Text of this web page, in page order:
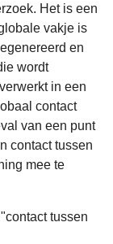
Het is een
vakje is
en
wordt
in een
contact
van een punt
contact tussen
mee te
tussen